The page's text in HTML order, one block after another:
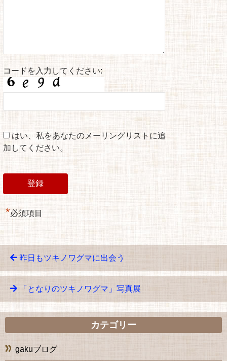
コードを入力してください:
はい、私をあなたのメーリングリストに追
加してください。
*必須項目
昨日もツキノワグマに出会う
「となりのツキノワグマ」写真展
カテゴリー
gakuブログ